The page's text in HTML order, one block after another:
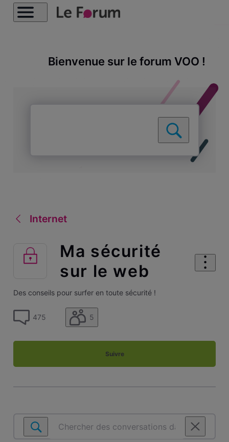
Bienvenue sur le forum VOO !
Internet
Ma sécurité
sur le web
Des conseils pour surfer en toute sécurité !
475 5
Suivre
Chercher